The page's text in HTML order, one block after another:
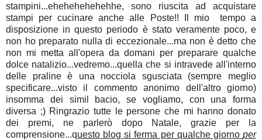
stampini...ehehehehehehhe, sono riuscita ad acquistare
stampi per cucinare anche alle Poste!! Il mio tempo a
disposizione in questo periodo è stato veramente poco, e
non ho preparato nulla di eccezionale...ma non è detto che
non mi metta all'opera da domani per preparare qualche
dolce natalizio...vedremo...quella che si intravede all'interno
delle praline è una nocciola sgusciata (sempre meglio
specificare...visto il commento anonimo dell'altro giorno)
insomma dei simil bacio, se vogliamo, con una forma
diversa ;) Ringrazio tutte le persone che mi hanno donato
dei premi, ne parlerò dopo Natale, grazie per la
comprensione...questo blog si ferma per qualche giorno per